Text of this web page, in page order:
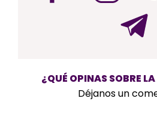
¿QUÉ OPINAS SOBRE
Déjanos un